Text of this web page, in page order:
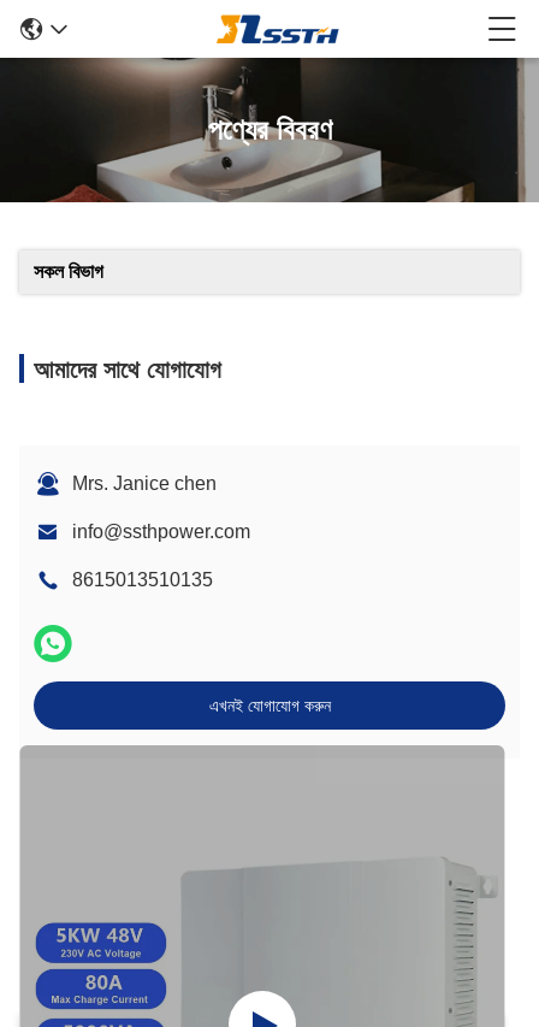
পণ্যের বিবরণ
সকল বিভাগ
আমাদের সাথে যোগাযোগ
Mrs. Janice chen
info@ssthpower.com
8615013510135
এখনই যোগাযোগ করুন